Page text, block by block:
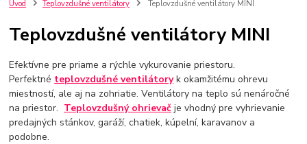
Úvod Teplovzdušné ventilátory Teplovzdušné ventilátory MINI
Teplovzdušné ventilátory MINI
Efektívne pre priame a rýchle vykurovanie priestoru.
Perfektné teplovzdušné ventilátoryk okamžitému ohrevu
miestností, ale aj na zohriatie. Ventilátory na teplo sú nenáročné
na priestor. Teplovzdušný ohrievač je vhodný pre vyhrievanie
predajných stánkov, garáží, chatiek, kúpelní, karavanov a
podobne.